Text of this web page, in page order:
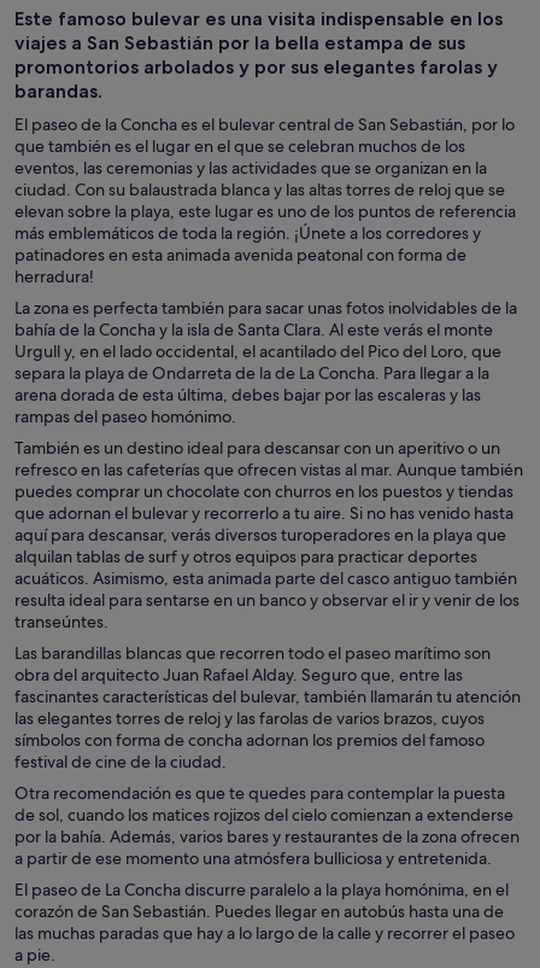
de un día
personalizadas
nocturna
Este famoso bulevar es una visita indispensable en los
viajes a San Sebastián por la bella estampa de sus
promontorios arbolados y por sus elegantes farolas y
barandas.
El paseo de la Concha es el bulevar central de San Sebastián, por lo
que también es el lugar en el que se celebran muchos de los
eventos, las ceremonias y las actividades que se organizan en la
ciudad. Con su balaustrada blanca y las altas torres de reloj que se
elevan sobre la playa, este lugar es uno de los puntos de referencia
más emblemáticos de toda la región. ¡Únete a los corredores y
patinadores en esta animada avenida peatonal con forma de
herradura!
La zona es perfecta también para sacar unas fotos inolvidables de la
bahía de la Concha y la isla de Santa Clara. Al este verás el monte
Urgull y, en el lado occidental, el acantilado del Pico del Loro, que
separa la playa de Ondarreta de la de La Concha. Para llegar a la
arena dorada de esta última, debes bajar por las escaleras y las
rampas del paseo homónimo.
También es un destino ideal para descansar con un aperitivo o un
refresco en las cafeterías que ofrecen vistas al mar. Aunque también
puedes comprar un chocolate con churros en los puestos y tiendas
que adornan el bulevar y recorrerlo a tu aire. Si no has venido hasta
aquí para descansar, verás diversos turoperadores en la playa que
alquilan tablas de surf y otros equipos para practicar deportes
acuáticos. Asimismo, esta animada parte del casco antiguo también
resulta ideal para sentarse en un banco y observar el ir y venir de los
transeúntes.
Las barandillas blancas que recorren todo el paseo marítimo son
obra del arquitecto Juan Rafael Alday. Seguro que, entre las
fascinantes características del bulevar, también llamarán tu atención
las elegantes torres de reloj y las farolas de varios brazos, cuyos
símbolos con forma de concha adornan los premios del famoso
festival de cine de la ciudad.
Otra recomendación es que te quedes para contemplar la puesta
de sol, cuando los matices rojizos del cielo comienzan a extenderse
por la bahía. Además, varios bares y restaurantes de la zona ofrecen
a partir de ese momento una atmósfera bulliciosa y entretenida.
El paseo de La Concha discurre paralelo a la playa homónima, en el
corazón de San Sebastián. Puedes llegar en autobús hasta una de
las muchas paradas que hay a lo largo de la calle y recorrer el paseo
a pie.